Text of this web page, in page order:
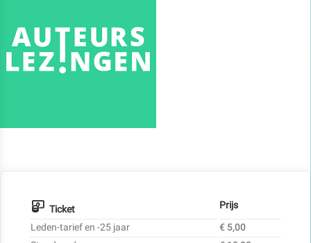
Ticket
Prijs
Leden-tarief en -25 jaar
€ 5,00